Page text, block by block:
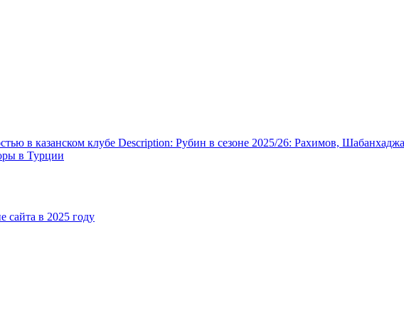
в казанском клубе Description: Рубин в сезоне 2025/26: Рахимов,
в Турции
сайта в 2025 году